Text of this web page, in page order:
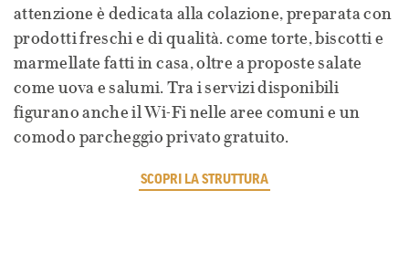
attenzione è dedicata alla colazione, preparata con
prodotti freschi e di qualità. come torte, biscotti e
marmellate fatti in casa, oltre a proposte salate
come uova e salumi. Tra i servizi disponibili
figurano anche il Wi-Fi nelle aree comuni e un
comodo parcheggio privato gratuito.
SCOPRI LA STRUTTURA